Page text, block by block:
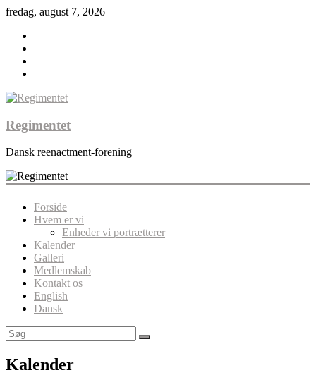
fredag, august 7, 2026
Regimentet
Dansk reenactment-forening
Forside
Hvem er vi
Enheder vi portrætterer
Kalender
Galleri
Medlemskab
Kontakt os
English
Dansk
Kalender